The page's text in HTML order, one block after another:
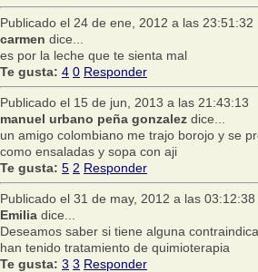
Publicado el 24 de ene, 2012 a las 23:51:32
carmen dice...
es por la leche que te sienta mal
Te gusta: 4 0 Responder
Publicado el 15 de jun, 2013 a las 21:43:13
manuel urbano peña gonzalez dice...
un amigo colombiano me trajo borojo y se
como ensaladas y sopa con aji
Te gusta: 5 2 Responder
Publicado el 31 de may, 2012 a las 03:12:38
Emilia dice...
Deseamos saber si tiene alguna
han tenido tratamiento de quimioterapia
Te gusta: 3 3 Responder